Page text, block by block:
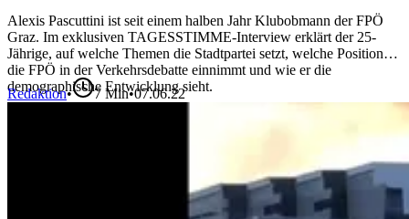
Alexis Pascuttini ist seit einem halben Jahr Klubobmann der FPÖ
Graz. Im exklusiven TAGESSTIMME-Interview erklärt der 25-
Jährige, auf welche Themen die Stadtpartei setzt, welche Positionen
die FPÖ in der Verkehrsdebatte einnimmt und wie er die
demographische Entwicklung sieht.
Redaktion• 7 Min•07.06.22